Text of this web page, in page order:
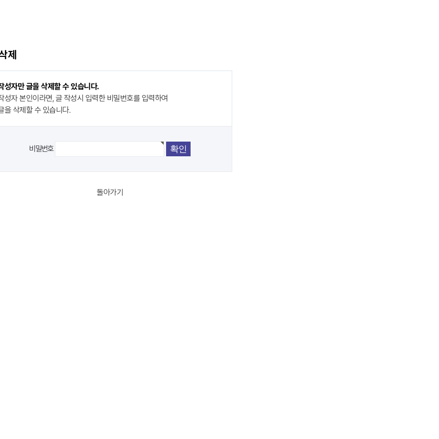
제
성자만 글을 삭제할 수 있습니다.
성자 본인이라면, 글 작성시 입력한 비밀번호를 입력하여
을 삭제할 수 있습니다.
비밀번호
돌아가기